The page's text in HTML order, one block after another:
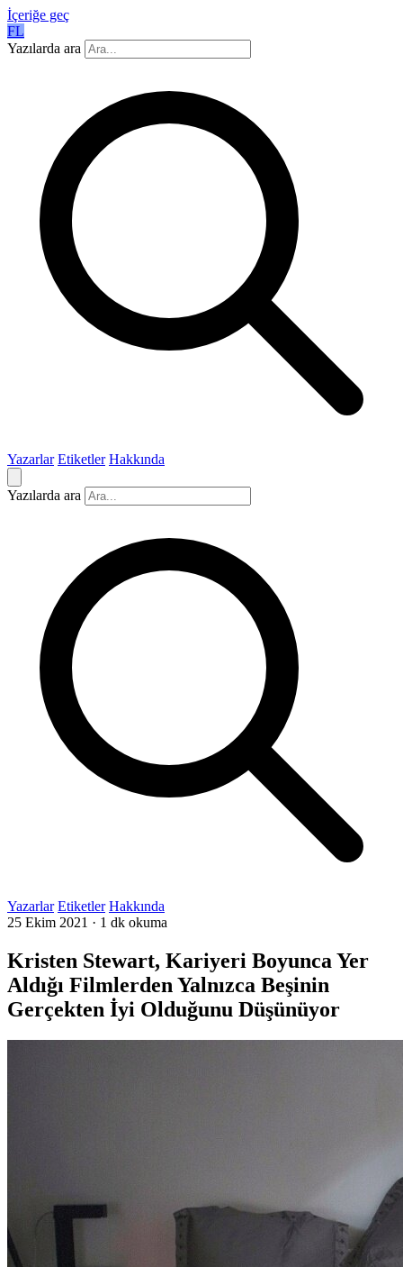
İçeriğe geç
FL
Yazılarda ara
Yazarlar Etiketler Hakkında
Yazılarda ara
Yazarlar Etiketler Hakkında
25 Ekim 2021 · 1 dk okuma
Kristen Stewart, Kariyeri Boyunca Yer
Aldığı Filmlerden Yalnızca Beşinin
Gerçekten İyi Olduğunu Düşünüyor